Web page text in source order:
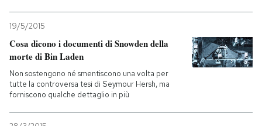
CALENDARIO
AREA PERSONALE
19/5/2015
Cosa dicono i documenti di Snowden della
morte di Bin Laden
Non sostengono né smentiscono una volta per
tutte la controversa tesi di Seymour Hersh, ma
forniscono qualche dettaglio in più